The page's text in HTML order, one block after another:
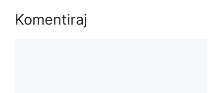
Komentiraj